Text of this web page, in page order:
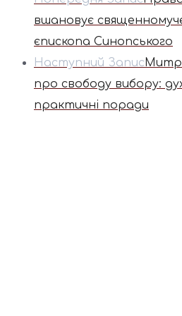
вшановує
єпископа Синопського
Наступний Запис
про свободу вибору:
практичні поради